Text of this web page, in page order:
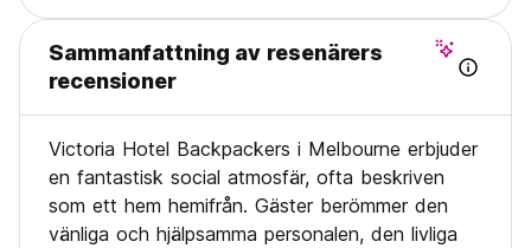
Sammanfattning av resenärers
recensioner
Victoria Hotel Backpackers i Melbourne erbjuder
en fantastisk social atmosfär, ofta beskriven
som ett hem hemifrån. Gäster berömmer den
vänliga och hjälpsamma personalen, den livliga